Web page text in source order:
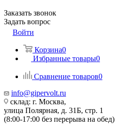
Заказать звонок
Задать вопрос
Войти
Корзина0
Избранные товары0
Сравнение товаров0
info@gipervolt.ru
склад: г. Москва,
улица Полярная, д. 31Б, стр. 1
(8:00-17:00 без перерыва на обед)